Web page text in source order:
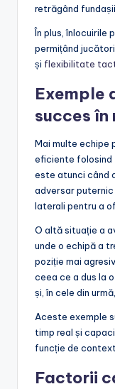
retrăgând
În plus, înlocuirile
permițând
și flexibilitate
Exemple
succes
Mai multe echipe
eficiente folosind
este atunci când
adversar
laterali pentru a
O altă situație a
unde o echipă a
poziție mai
ceea ce a dus la
și, în cele din
Aceste exemple
timp real și
funcție de
Factorii